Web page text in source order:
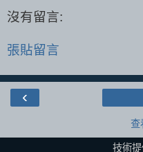
沒有留言:
張貼留言
‹
查
技術提